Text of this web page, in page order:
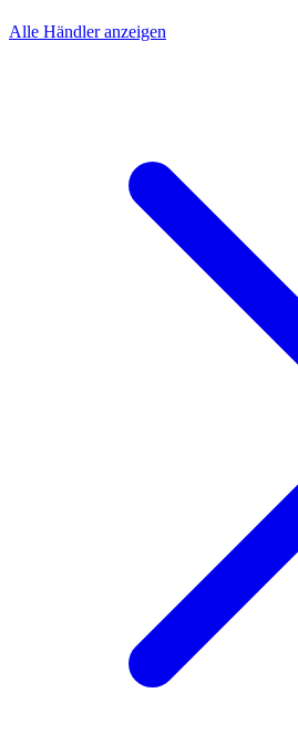
Alle Händler anzeigen